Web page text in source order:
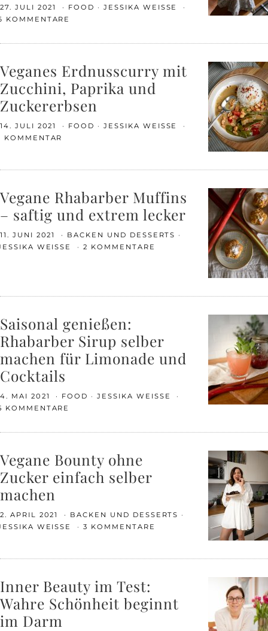
27. JULI 2021 FOOD
JESSIKA WEISSE
KOMMENTARE
Veganes Erdnusscurry mit
Zucchini, Paprika und
Zuckererbsen
14. JULI 2021 FOOD
JESSIKA WEISSE
KOMMENTAR
Vegane Rhabarber Muffins
– saftig und extrem lecker
11. JUNI 2021
BACKEN UND DESSERTS
WEISSE
2 KOMMENTARE
Saisonal genießen:
Rhabarber Sirup selber
machen für Limonade und
Cocktails
4. MAI 2021 FOOD
JESSIKA WEISSE
KOMMENTARE
Vegane Bounty ohne
Zucker einfach selber
machen
2. APRIL 2021
BACKEN UND DESSERTS
WEISSE
3 KOMMENTARE
Inner Beauty im Test:
Wahre Schönheit beginnt
im Darm